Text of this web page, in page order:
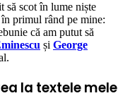
să scot în lume niște
primul rând pe mine:
că am putut să
și George
la textele mele